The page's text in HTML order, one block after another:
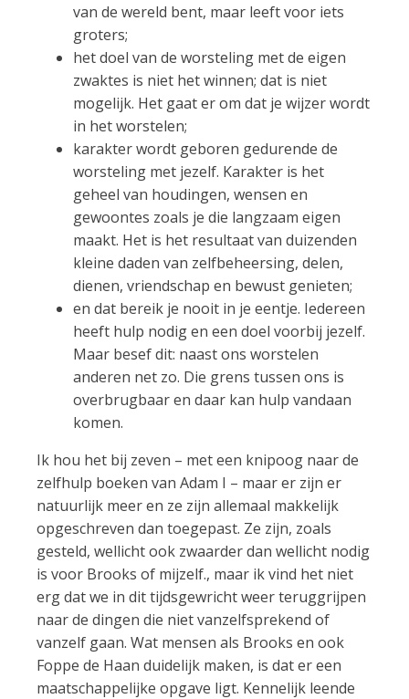
van de wereld bent, maar leeft voor iets
groters;
het doel van de worsteling met de eigen
zwaktes is niet het winnen; dat is niet
mogelijk. Het gaat er om dat je wijzer wordt
in het worstelen;
karakter wordt geboren gedurende de
worsteling met jezelf. Karakter is het
geheel van houdingen, wensen en
gewoontes zoals je die langzaam eigen
maakt. Het is het resultaat van duizenden
kleine daden van zelfbeheersing, delen,
dienen, vriendschap en bewust genieten;
en dat bereik je nooit in je eentje. Iedereen
heeft hulp nodig en een doel voorbij jezelf.
Maar besef dit: naast ons worstelen
anderen net zo. Die grens tussen ons is
overbrugbaar en daar kan hulp vandaan
komen.
Ik hou het bij zeven – met een knipoog naar de
zelfhulp boeken van Adam I – maar er zijn er
natuurlijk meer en ze zijn allemaal makkelijk
opgeschreven dan toegepast. Ze zijn, zoals
gesteld, wellicht ook zwaarder dan wellicht nodig
is voor Brooks of mijzelf., maar ik vind het niet
erg dat we in dit tijdsgewricht weer teruggrijpen
naar de dingen die niet vanzelfsprekend of
vanzelf gaan. Wat mensen als Brooks en ook
Foppe de Haan duidelijk maken, is dat er een
maatschappelijke opgave ligt. Kennelijk leende